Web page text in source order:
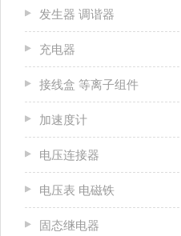
发生器 调谐器
充电器
接线盒 等离子组件
加速度计
电压连接器
电压表 电磁铁
固态继电器